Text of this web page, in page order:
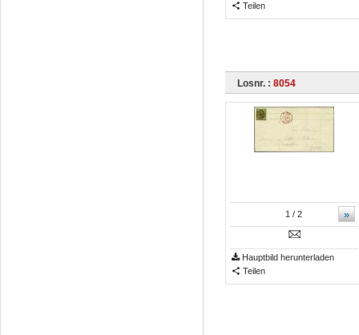
Teilen
Losnr. : 8054
»
1 / 2
Hauptbild herunterladen
Teilen